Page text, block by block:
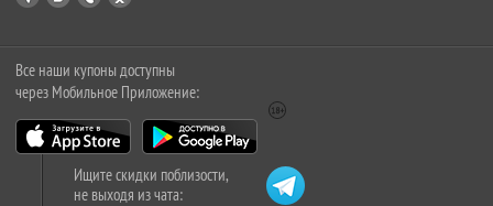
Все наши купоны доступны
через Мобильное Приложение:
Ищите скидки поблизости,
не выходя из чата: